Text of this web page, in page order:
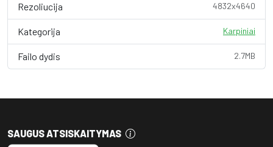
Rezoliucija 4832x4640
Kategorija Karpiniai
Failo dydis 2.7MB
SAUGUS ATSISKAITYMAS